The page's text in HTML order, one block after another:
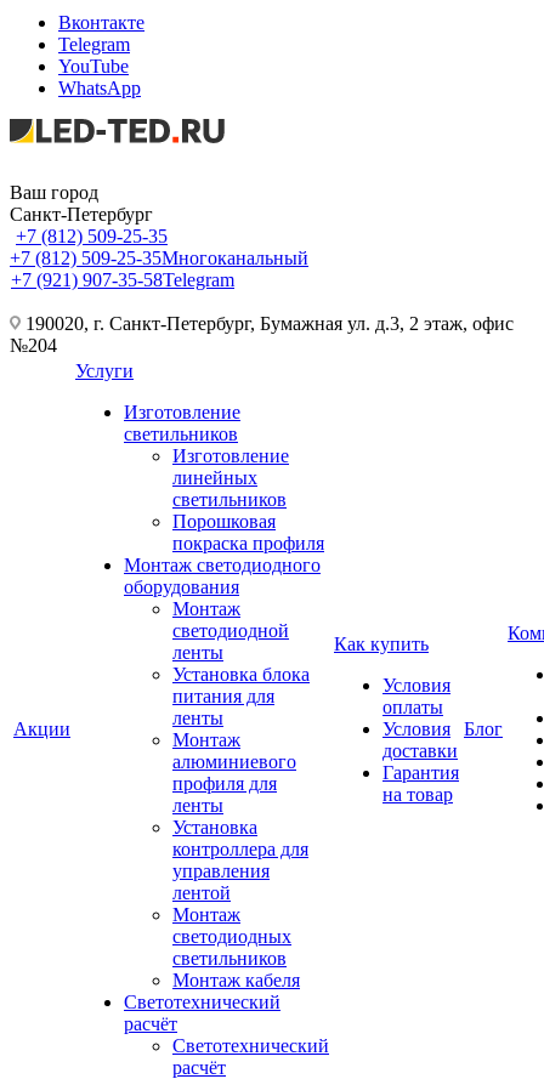
Вконтакте
Telegram
YouTube
WhatsApp
Ваш город
Санкт-Петербург
+7 (812) 509-25-35
+7 (812) 509-25-35Многоканальный
+7 (921) 907-35-58Telegram
190020, г. Санкт-Петербург, Бумажная ул. д.3, 2 этаж, офис
№204
Акции
Услуги
Изготовление
светильников
Изготовление
линейных
светильников
Порошковая
покраска профиля
Монтаж светодиодного
оборудования
Монтаж
светодиодной
ленты
Установка блока
питания для
ленты
Монтаж
алюминиевого
профиля для
ленты
Установка
контроллера для
управления
лентой
Монтаж
светодиодных
светильников
Монтаж кабеля
Светотехнический
расчёт
Светотехнический
расчёт
Как купить
Условия
оплаты
Условия
доставки
Гарантия
на товар
Блог